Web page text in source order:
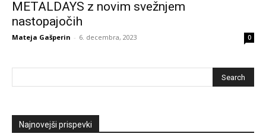
METALDAYS z novim svežnjem
nastopajočih
Mateja Gašperin - 6. decembra, 2023 0
Najnovejši prispevki